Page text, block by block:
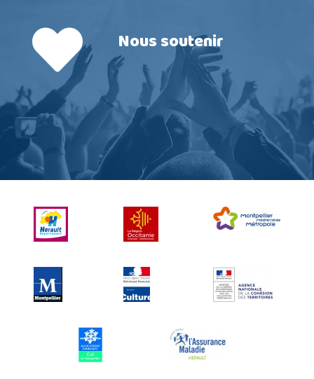
Nous soutenir